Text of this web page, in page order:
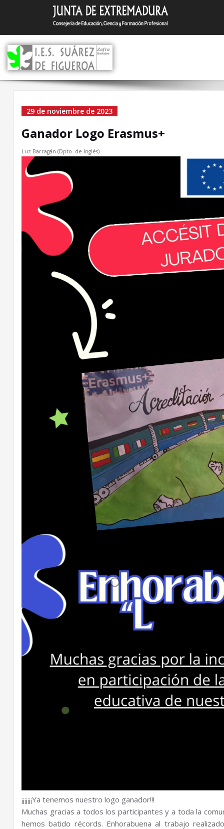
Saltar
contenido
Ganador Logo Erasmus+
29 de noviembre de 2023
Ganador Logo Erasmus+
Luz Barragán (Dpto. de Inglés)
¡¡¡¡¡¡¡Ya tenemos nuestro logo ganador!!!
Muchas gracias a todos los participantes y a toda la
hemos batido récords. Enhorabuena al trabajo